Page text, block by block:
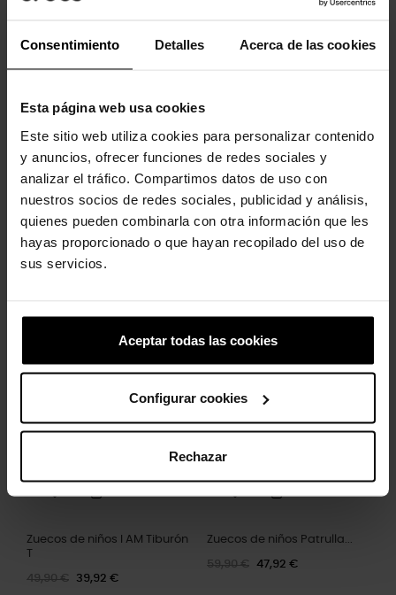
Consentimiento Detalles Acerca de las cookies
Esta página web usa cookies
Este sitio web utiliza cookies para personalizar contenido
y anuncios, ofrecer funciones de redes sociales y
analizar el tráfico. Compartimos datos de uso con
nuestros socios de redes sociales, publicidad y análisis,
quienes pueden combinarla con otra información que les
hayas proporcionado o que hayan recopilado del uso de
sus servicios.
Aceptar todas las cookies
Configurar cookies
Rechazar
-20%
Zuecos de niños I AM Tiburón
T
49,90 € 39,92 €
-20%
Zuecos de niños Patrulla...
59,90 € 47,92 €